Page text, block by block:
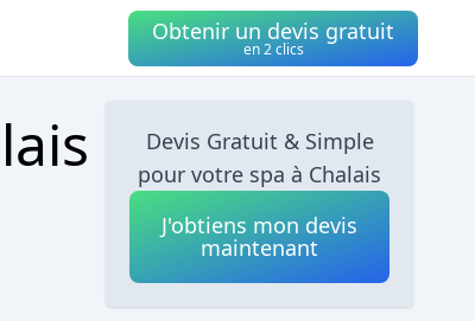
Obtenir un devis gratuit
en 2 clics
Devis Gratuit & Simple
pour votre spa à Chalais
J'obtiens mon devis
maintenant